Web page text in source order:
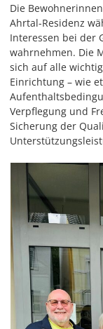
Die
Ahrtal-Residenz
Interessen bei der
wahrnehmen. Die
sich auf alle
Einrichtung – wie
Verpflegung und
Sicherung der